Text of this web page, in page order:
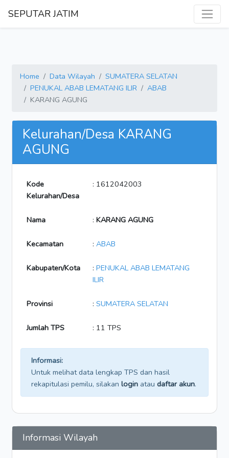
SEPUTAR JATIM
Home Data Wilayah
SUMATERA SELATAN
PENUKAL ABAB LEMATANG ILIR
ABAB
KARANG AGUNG
Kelurahan/Desa KARANG
AGUNG
Kode
Kelurahan/Desa
: 1612042003
Nama : KARANG AGUNG
Kecamatan : ABAB
Kabupaten/Kota : PENUKAL ABAB LEMATANG
ILIR
Provinsi : SUMATERA SELATAN
Jumlah TPS : 11 TPS
Informasi:
Untuk melihat data lengkap TPS dan hasil
rekapitulasi pemilu, silakan login atau daftar akun.
Informasi Wilayah